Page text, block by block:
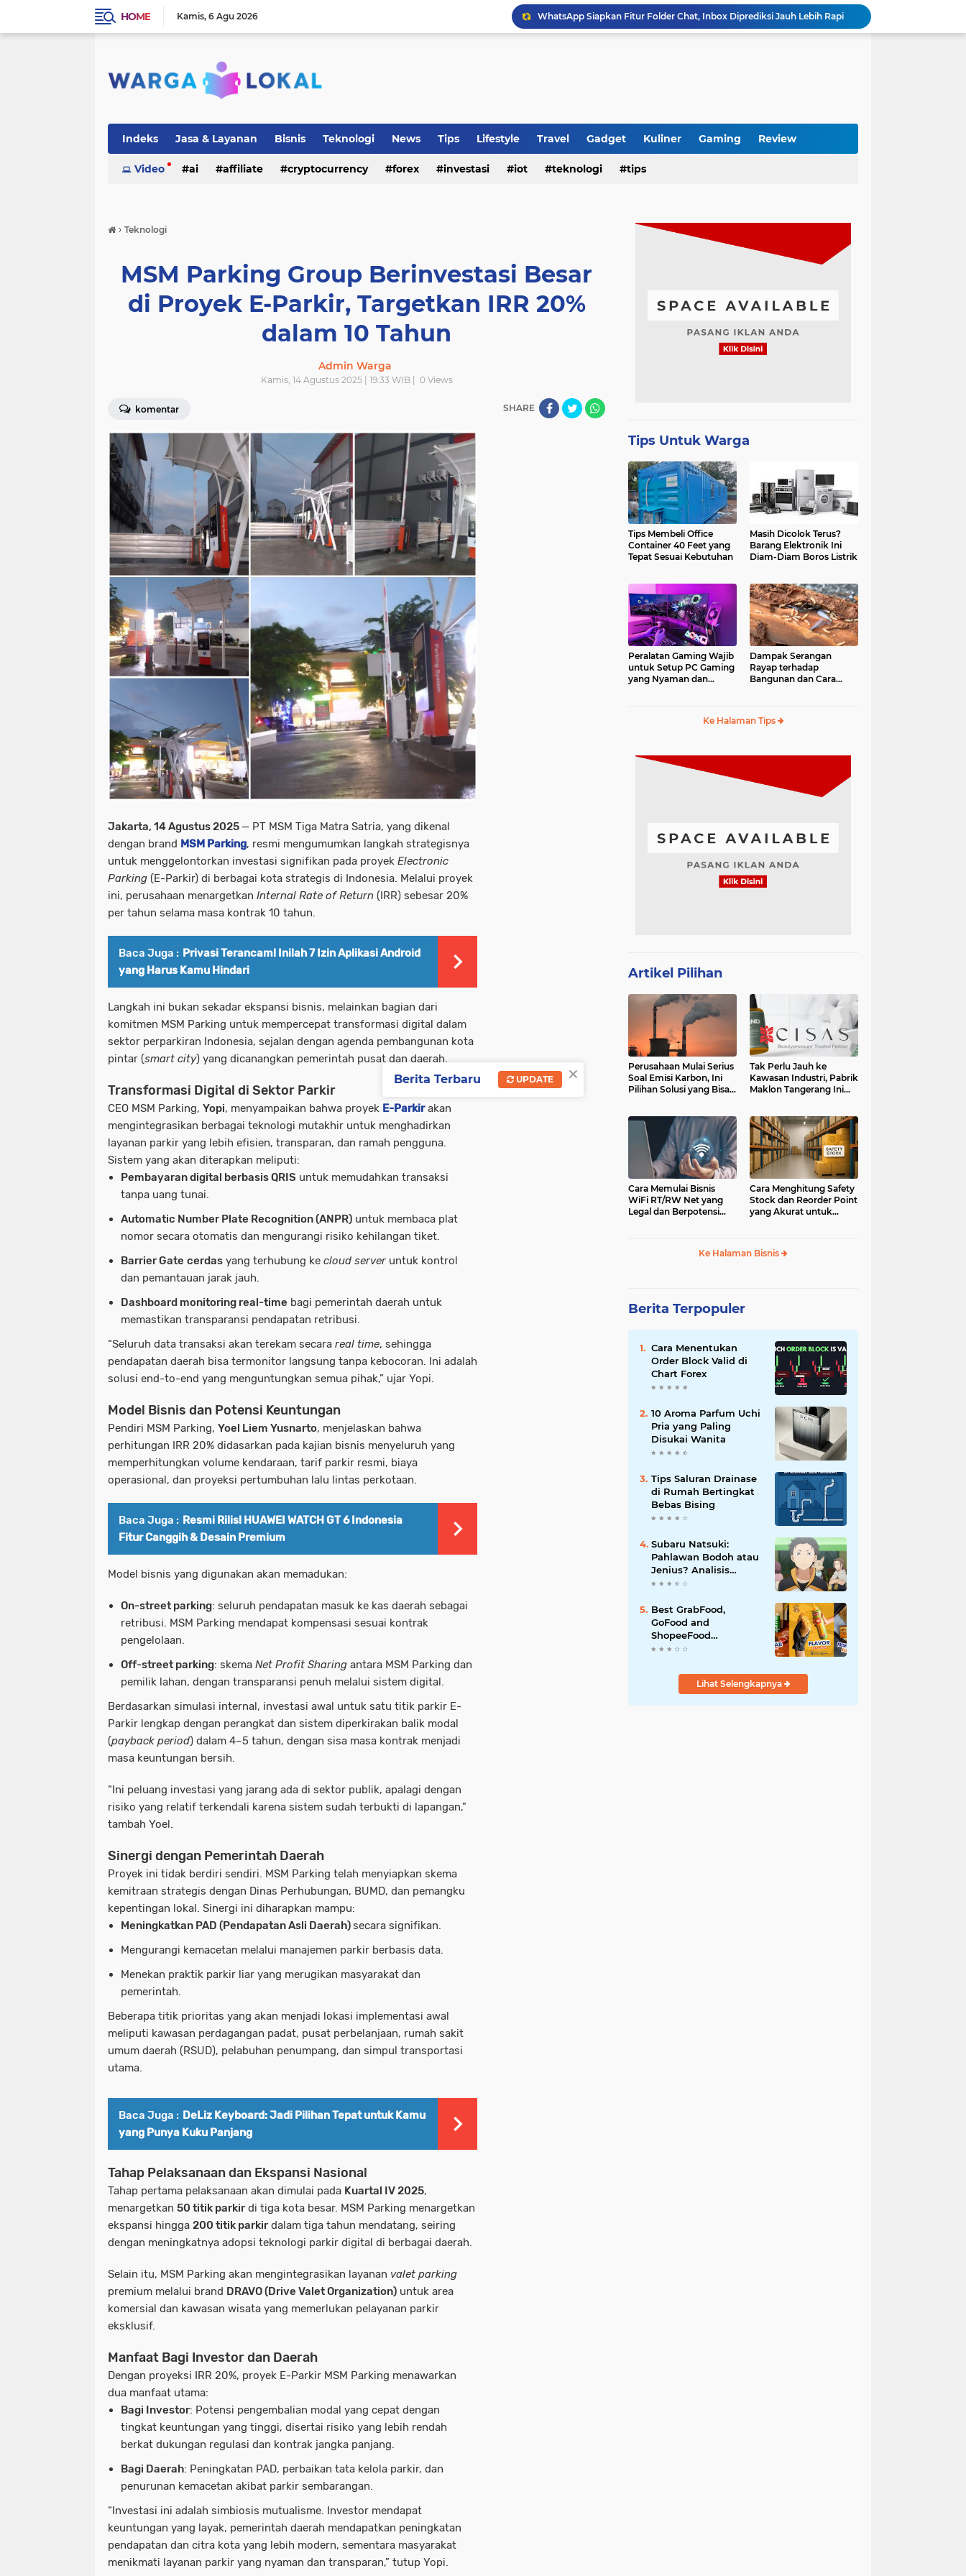
HOME Kamis 6 Agu 2026
WhatsApp Siapkan Fitur Folder Chat, Inbox Diprediksi Jauh Lebih Rapi
MacBook Bisa Pakai Microsoft Office Tanpa Ribet, Begini Cara Lengkapnya
HP Baru Tapi Cepat Panas dan Boros Baterai? Begini Cara Mengatasinya
Indeks Jasa & Layanan Bisnis Teknologi News Tips Lifestyle Travel Gadget Kuliner Gaming Review
Video ai affiliate cryptocurrency forex investasi iot teknologi tips
› Teknologi
MSM Parking Group Berinvestasi Besar
di Proyek E-Parkir, Targetkan IRR 20%
dalam 10 Tahun
Admin Warga
Kamis, 14 Agustus 2025 | 19:33 WIB | 0Views
komentar SHARE
Jakarta, 14 Agustus 2025 — PT MSM Tiga Matra Satria, yang dikenal
dengan brand MSM Parking, resmi mengumumkan langkah strategisnya
untuk menggelontorkan investasi signifikan pada proyek Electronic
Parking (E-Parkir) di berbagai kota strategis di Indonesia. Melalui proyek
ini, perusahaan menargetkan Internal Rate of Return (IRR) sebesar 20%
per tahun selama masa kontrak 10 tahun.
Baca Juga : Privasi Terancam! Inilah 7 Izin Aplikasi Android
yang Harus Kamu Hindari
Langkah ini bukan sekadar ekspansi bisnis, melainkan bagian dari
komitmen MSM Parking untuk mempercepat transformasi digital dalam
sektor perparkiran Indonesia, sejalan dengan agenda pembangunan kota
pintar (smart city) yang dicanangkan pemerintah pusat dan daerah.
Transformasi Digital di Sektor Parkir
CEO MSM Parking, Yopi, menyampaikan bahwa proyek E-Parkirakan
mengintegrasikan berbagai teknologi mutakhir untuk menghadirkan
layanan parkir yang lebih efisien, transparan, dan ramah pengguna.
Sistem yang akan diterapkan meliputi:
Pembayaran digital berbasis QRIS untuk memudahkan transaksi
tanpa uang tunai.
Automatic Number Plate Recognition (ANPR) untuk membaca plat
nomor secara otomatis dan mengurangi risiko kehilangan tiket.
Barrier Gate cerdas yang terhubung ke cloud server untuk kontrol
dan pemantauan jarak jauh.
Dashboard monitoring real-time bagi pemerintah daerah untuk
memastikan transparansi pendapatan retribusi.
“Seluruh data transaksi akan terekam secara real time, sehingga
pendapatan daerah bisa termonitor langsung tanpa kebocoran. Ini adalah
solusi end-to-end yang menguntungkan semua pihak,” ujar Yopi.
Model Bisnis dan Potensi Keuntungan
Pendiri MSM Parking, Yoel Liem Yusnarto, menjelaskan bahwa
perhitungan IRR 20% didasarkan pada kajian bisnis menyeluruh yang
memperhitungkan volume kendaraan, tarif parkir resmi, biaya
operasional, dan proyeksi pertumbuhan lalu lintas perkotaan.
Baca Juga : Resmi Rilis! HUAWEI WATCH GT 6 Indonesia
Fitur Canggih & Desain Premium
Model bisnis yang digunakan akan memadukan:
On-street parking: seluruh pendapatan masuk ke kas daerah sebagai
retribusi. MSM Parking mendapat kompensasi sesuai kontrak
pengelolaan.
Off-street parking: skema Net Profit Sharing antara MSM Parking dan
pemilik lahan, dengan transparansi penuh melalui sistem digital.
Berdasarkan simulasi internal, investasi awal untuk satu titik parkir E-
Parkir lengkap dengan perangkat dan sistem diperkirakan balik modal
(payback period) dalam 4–5 tahun, dengan sisa masa kontrak menjadi
masa keuntungan bersih.
“Ini peluang investasi yang jarang ada di sektor publik, apalagi dengan
risiko yang relatif terkendali karena sistem sudah terbukti di lapangan,”
tambah Yoel.
Sinergi dengan Pemerintah Daerah
Proyek ini tidak berdiri sendiri. MSM Parking telah menyiapkan skema
kemitraan strategis dengan Dinas Perhubungan, BUMD, dan pemangku
kepentingan lokal. Sinergi ini diharapkan mampu:
Meningkatkan PAD (Pendapatan Asli Daerah)secara signifikan.
Mengurangi kemacetan melalui manajemen parkir berbasis data.
Menekan praktik parkir liar yang merugikan masyarakat dan
pemerintah.
Beberapa titik prioritas yang akan menjadi lokasi implementasi awal
meliputi kawasan perdagangan padat, pusat perbelanjaan, rumah sakit
umum daerah (RSUD), pelabuhan penumpang, dan simpul transportasi
utama.
Baca Juga : DeLiz Keyboard: Jadi Pilihan Tepat untuk Kamu
yang Punya Kuku Panjang
Tahap Pelaksanaan dan Ekspansi Nasional
Tahap pertama pelaksanaan akan dimulai pada Kuartal IV 2025,
menargetkan 50 titik parkir di tiga kota besar. MSM Parking menargetkan
ekspansi hingga 200 titik parkir dalam tiga tahun mendatang, seiring
dengan meningkatnya adopsi teknologi parkir digital di berbagai daerah.
Selain itu, MSM Parking akan mengintegrasikan layanan valet parking
premium melalui brand DRAVO (Drive Valet Organization) untuk area
komersial dan kawasan wisata yang memerlukan pelayanan parkir
eksklusif.
Manfaat Bagi Investor dan Daerah
Dengan proyeksi IRR 20%, proyek E-Parkir MSM Parking menawarkan
dua manfaat utama:
Bagi Investor: Potensi pengembalian modal yang cepat dengan
tingkat keuntungan yang tinggi, disertai risiko yang lebih rendah
berkat dukungan regulasi dan kontrak jangka panjang.
Bagi Daerah: Peningkatan PAD, perbaikan tata kelola parkir, dan
penurunan kemacetan akibat parkir sembarangan.
“Investasi ini adalah simbiosis mutualisme. Investor mendapat
keuntungan yang layak, pemerintah daerah mendapatkan peningkatan
pendapatan dan citra kota yang lebih modern, sementara masyarakat
menikmati layanan parkir yang nyaman dan transparan,” tutup Yopi.
Tips Untuk Warga
Tips Membeli Office
Container 40 Feet yang
Tepat Sesuai Kebutuhan
Masih Dicolok Terus?
Barang Elektronik Ini
Diam-Diam Boros Listrik
Peralatan Gaming Wajib
untuk Setup PC Gaming
yang Nyaman dan
Dampak Serangan
Rayap terhadap
Bangunan dan Cara
Ke Halaman Tips
Artikel Pilihan
Perusahaan Mulai Serius
Soal Emisi Karbon, Ini
Pilihan Solusi yang Bisa
Tak Perlu Jauh ke
Kawasan Industri, Pabrik
Maklon Tangerang Ini
Cara Memulai Bisnis
WiFi RT/RW Net yang
Legal dan Berpotensi
Cara Menghitung Safety
Stock dan Reorder Point
yang Akurat untuk
Ke Halaman Bisnis
Berita Terpopuler
Cara Menentukan
Order Block Valid di
Chart Forex
10 Aroma Parfum Uchi
Pria yang Paling
Disukai Wanita
Tips Saluran Drainase
di Rumah Bertingkat
Bebas Bising
Subaru Natsuki:
Pahlawan Bodoh atau
Jenius? Analisis
Karakter Re:Zero
Best GrabFood,
GoFood and
ShopeeFood
Restaurants in Bali for
Lihat Selengkapnya
×
Berita Terbaru UPDATE